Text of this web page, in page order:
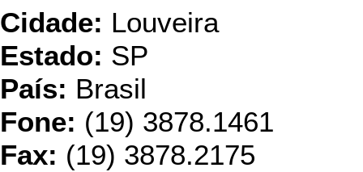
Cidade: Louveira
Estado: SP
País: Brasil
Fone: (19) 3878.1461
Fax: (19) 3878.2175